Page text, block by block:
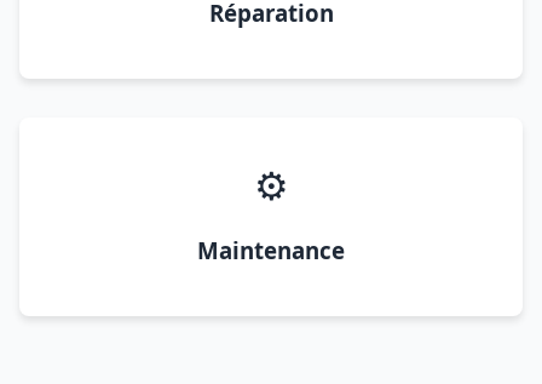
Réparation
⚙️
Maintenance